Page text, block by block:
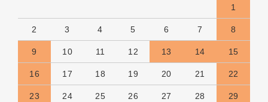
1
2 3 4 5 6 7 8
9 10 11 12 13 14 15
16 17 18 19 20 21 22
23 24 25 26 27 28 29